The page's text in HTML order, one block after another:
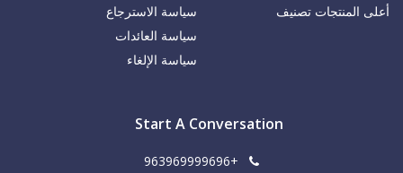
أعلى المنتجات تصنيف
سياسة الاسترجاع
سياسة العائدات
سياسة الإلغاء
Start A Conversation
+963969999696